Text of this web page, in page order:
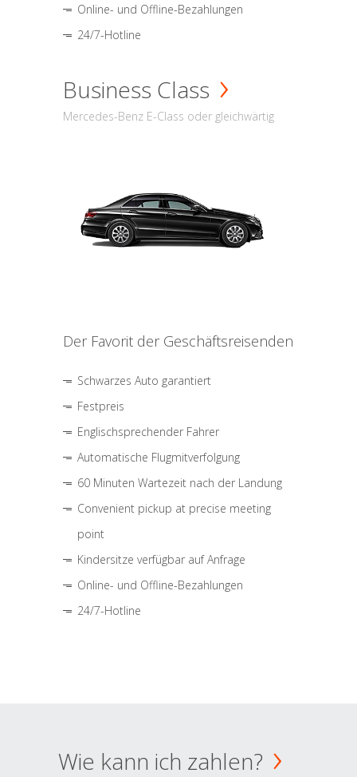
Online- und Offline-Bezahlungen
24/7-Hotline
Business Class
Mercedes-Benz E-Class oder gleichwärtig
Der Favorit der Geschäftsreisenden
Schwarzes Auto garantiert
Festpreis
Englischsprechender Fahrer
Automatische Flugmitverfolgung
60 Minuten Wartezeit nach der Landung
Convenient pickup at precise meeting
point
Kindersitze verfügbar auf Anfrage
Online- und Offline-Bezahlungen
24/7-Hotline
Wie kann ich zahlen?